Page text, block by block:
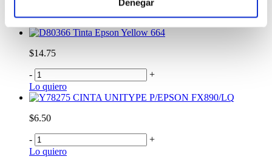
Denegar
Tinta Epson Yellow 664
$14.75
-
+
Lo quiero
CINTA UNITYPE P/EPSON FX890/LQ
$6.50
-
+
Lo quiero